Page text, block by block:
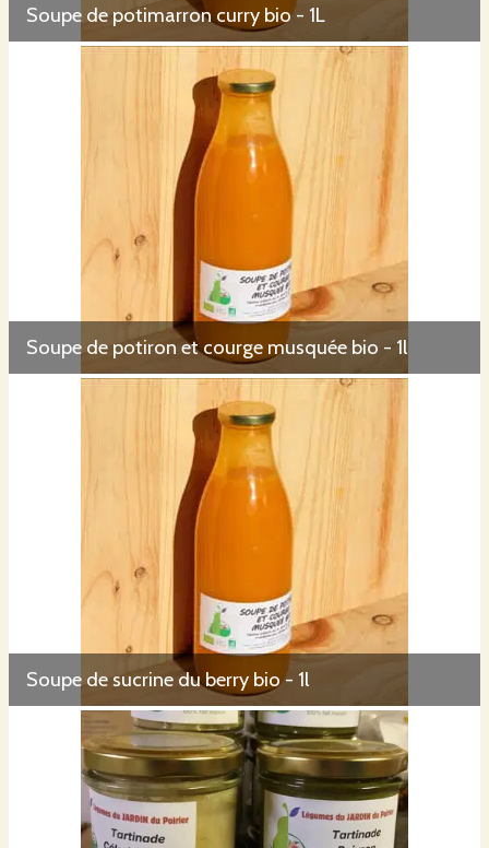
Soupe de potimarron curry bio - 1L
Soupe de potiron et courge musquée bio - 1l
Soupe de sucrine du berry bio - 1l